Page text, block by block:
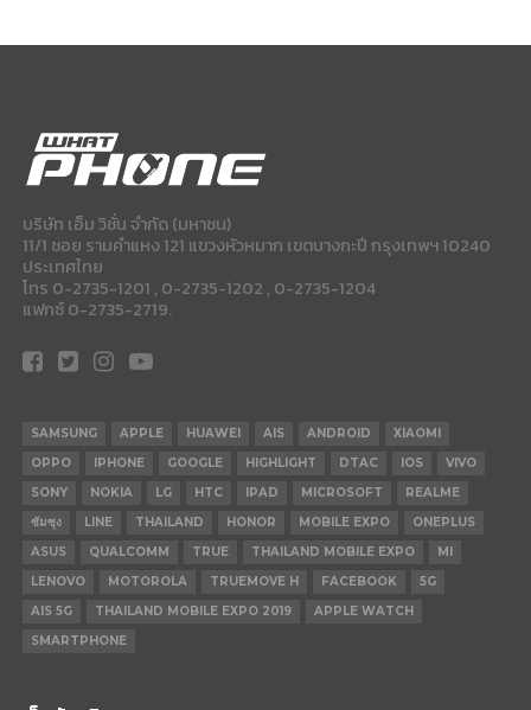
บริษัท เอ็ม วิชั่น จำกัด (มหาชน)
11/1 ซอย รามคำแหง 121 แขวงหัวหมาก เขตบางกะปี กรุงเทพฯ 10240
ประเทศไทย
โทร 0-2735-1201 , 0-2735-1202 , 0-2735-1204
แฟกซ์ 0-2735-2719.
SAMSUNG APPLE HUAWEI AIS ANDROID
XIAOMI
OPPO
IPHONE GOOGLE HIGHLIGHT DTAC IOS
VIVO
SONY
NOKIA LG HTC IPAD MICROSOFT
REALME
ซัมซุง
LINE THAILAND HONOR MOBILE EXPO
ONEPLUS
ASUS
QUALCOMM TRUE THAILAND MOBILE EXPO
MI
LENOVO
MOTOROLA TRUEMOVE H FACEBOOK
5G
AIS 5G
THAILAND MOBILE EXPO 2019
APPLE WATCH
SMARTPHONE